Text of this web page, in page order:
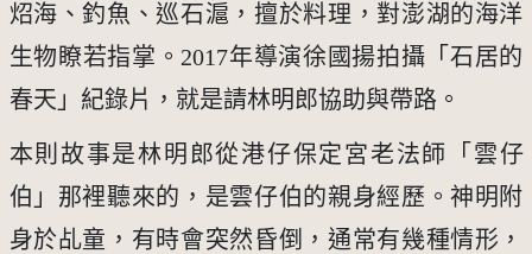
炤海、釣魚、巡石滬，擅於料理，對澎湖的海洋
生物瞭若指掌。2017年導演徐國揚拍攝「石居的
春天」紀錄片，就是請林明郎協助與帶路。
本則故事是林明郎從港仔保定宮老法師「雲仔
伯」那裡聽來的，是雲仔伯的親身經歷。神明附
身於乩童，有時會突然昏倒，通常有幾種情形，